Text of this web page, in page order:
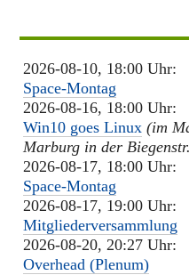
2026-08-10, 18:00 Uhr:
Space-Montag
2026-08-16, 18:00 Uhr:
Win10 goes Linux (im
Marburg in der
2026-08-17, 18:00 Uhr:
Space-Montag
2026-08-17, 19:00 Uhr:
Mitgliederversammlung
2026-08-20, 20:27 Uhr:
Overhead (Plenum)